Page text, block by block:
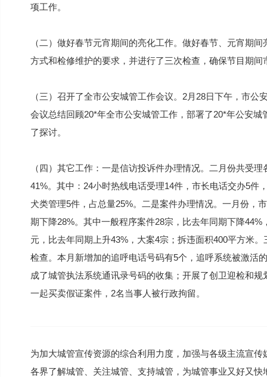
项工作。
（二）做好春节元宵期间的亮化工作。做好春节、元宵期
方式和检修维护的要求，并进行了三次检查，确保节目期间
（三）召开了全市公安城管工作会议。2月28日下午，市
会议总结回顾20*年全市公安城管工作，部署了20*年公安
了探讨。
（四）其它工作：一是信访投诉件办理情况。二月份共受
41%。其中：24小时热线电话受理14件，市长电话交办5件
犬类管理5件，占总量25%。二是案件办理情况。一月份，
期下降28%。其中一般程序案件28宗，比去年同期下降
元，比去年同期上升43%，大案4宗；拆违面积400平方米
检查。本月新增加的追呼电话号码有5个，追呼系统被激活
成了城管执法系统通讯录号码的收集；开展了创卫迎检和
一起买卖假证案件，2名当事人被行政拘留。
为加大城管宣传资源的综合利用力度，加强与各级主流宣
各界了解城管、关注城管、支持城管，为城管事业又好又